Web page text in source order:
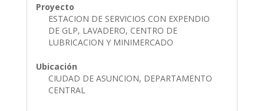
Proyecto
ESTACION DE SERVICIOS CON EXPENDIO
DE GLP, LAVADERO, CENTRO DE
LUBRICACION Y MINIMERCADO
Ubicación
CIUDAD DE ASUNCION, DEPARTAMENTO
CENTRAL